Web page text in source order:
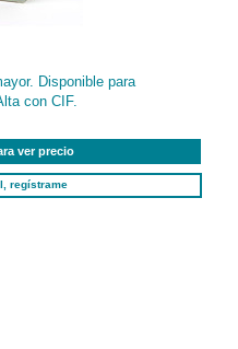
Disponible para
con CIF.
ver precio
regístrame